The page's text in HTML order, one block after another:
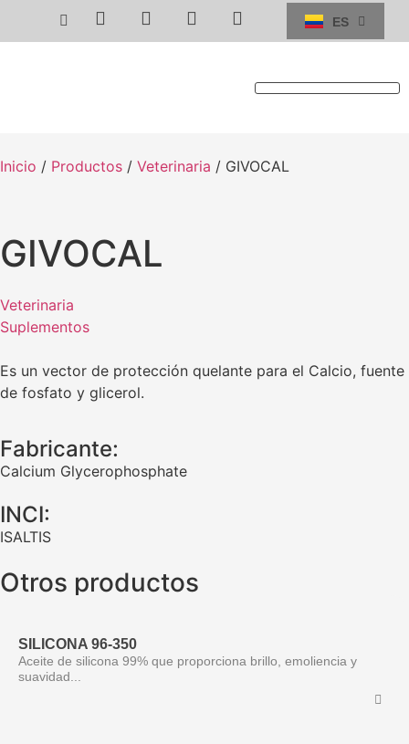
ES
EN
Inicio / Productos / Veterinaria / GIVOCAL
GIVOCAL
Veterinaria
Suplementos
Es un vector de protección quelante para el Calcio, fuente
de fosfato y glicerol.
Fabricante:
Calcium Glycerophosphate
INCI:
ISALTIS
Otros productos
SILICONA 96-350
Aceite de silicona 99% que proporciona brillo, emoliencia y
suavidad...